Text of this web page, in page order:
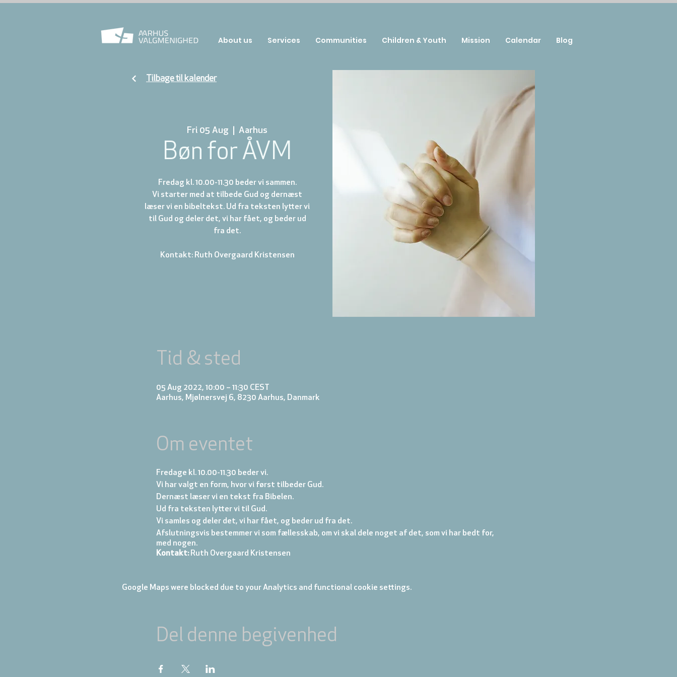
Fri 05 Aug
  |
Aarhus
Bøn for ÅVM
Fredag kl. 10.00-11.30 beder vi sammen.
Vi starter med at tilbede Gud og dernæst
læser vi en bibeltekst. Ud fra teksten lytter vi
til Gud og deler det, vi har fået, og beder ud
fra det.
Kontakt: Ruth Overgaard Kristensen
Tid & sted
05 Aug 2022, 10:00 – 11:30 CEST
Aarhus, Mjølnersvej 6, 8230 Aarhus, Danmark
Om eventet
Fredage kl. 10.00-11.30 beder vi.
Vi har valgt en form, hvor vi først tilbeder Gud.
Dernæst læser vi en tekst fra Bibelen.
Ud fra teksten lytter vi til Gud.
Vi samles og deler det, vi har fået, og beder ud fra det.
Afslutningsvis bestemmer vi som fællesskab, om vi skal dele noget af det, som vi har bedt for,
med nogen.
Kontakt:Ruth Overgaard Kristensen
Google Maps were blocked due to your Analytics and functional cookie settings.
Del denne begivenhed
Tilbage til kalender
About us Services Communities Children & Youth Mission Calendar Blog